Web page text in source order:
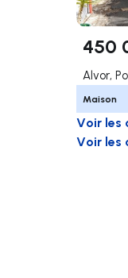
450
Alvor,
Maison
Voir les
Voir les